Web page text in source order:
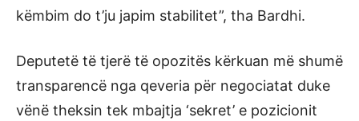
këmbim do t’ju japim stabilitet”, tha Bardhi.
Deputetë të tjerë të opozitës kërkuan më shumë
transparencë nga qeveria për negociatat duke
vënë theksin tek mbajtja ‘sekret’ e pozicionit